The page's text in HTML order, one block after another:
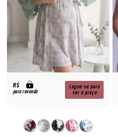
R$
para revenda
Logue-se para
ver o preço